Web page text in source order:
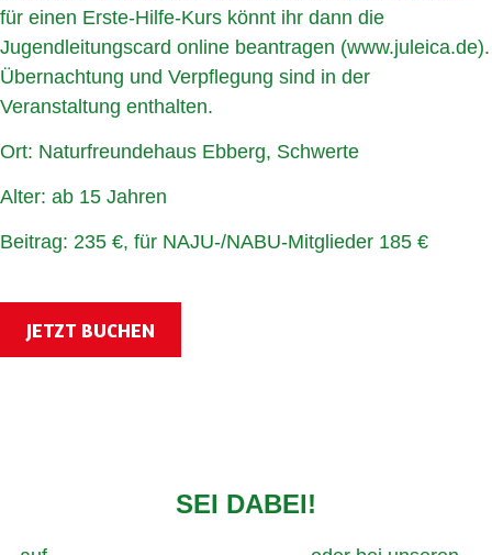
für einen Erste-Hilfe-Kurs könnt ihr dann die
Jugendleitungscard online beantragen (www.juleica.de).
Übernachtung und Verpflegung sind in der
Veranstaltung enthalten.
Ort: Naturfreundehaus Ebberg, Schwerte
Alter: ab 15 Jahren
Beitrag: 235 €, für NAJU-/NABU-Mitglieder 185 €
JETZT BUCHEN
SEI DABEI!